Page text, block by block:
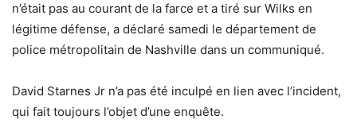
n’était pas au courant de la farce et a tiré sur Wilks en
légitime défense, a déclaré samedi le département de
police métropolitain de Nashville dans un communiqué.
David Starnes Jr n’a pas été inculpé en lien avec l’incident,
qui fait toujours l’objet d’une enquête.